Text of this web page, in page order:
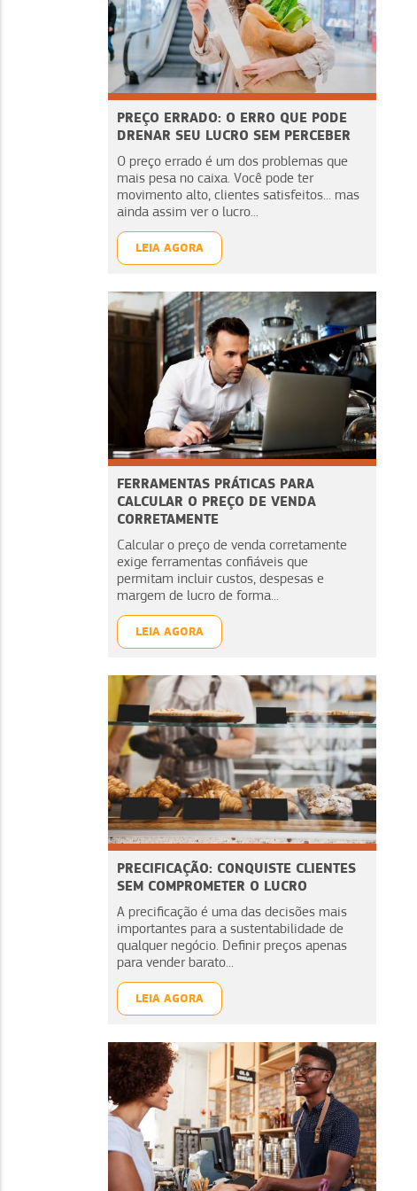
PREÇO ERRADO: O ERRO QUE PODE
DRENAR SEU LUCRO SEM PERCEBER
O preço errado é um dos problemas que
mais pesa no caixa. Você pode ter
movimento alto, clientes satisfeitos... mas
ainda assim ver o lucro...
LEIA AGORA
FERRAMENTAS PRÁTICAS PARA
CALCULAR O PREÇO DE VENDA
CORRETAMENTE
Calcular o preço de venda corretamente
exige ferramentas confiáveis que
permitam incluir custos, despesas e
margem de lucro de forma...
LEIA AGORA
PRECIFICAÇÃO: CONQUISTE CLIENTES
SEM COMPROMETER O LUCRO
A precificação é uma das decisões mais
importantes para a sustentabilidade de
qualquer negócio. Definir preços apenas
para vender barato...
LEIA AGORA